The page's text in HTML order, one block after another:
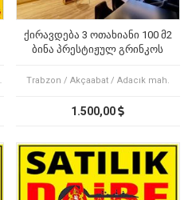
mah.
ქირავდება 3 ოთახიანი 100 მ2
ბინა პრესტიჟულ გრინკოს
Trabzon / Akçaabat / Adacık mah.
1.500,00